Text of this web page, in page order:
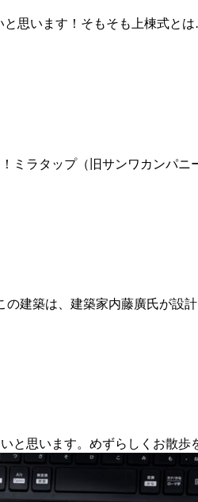
思います！そもそも上棟式と
ミラタップ（旧サンワカンパ
建築は、建築家内藤廣氏が
と思います。めずらしくお散